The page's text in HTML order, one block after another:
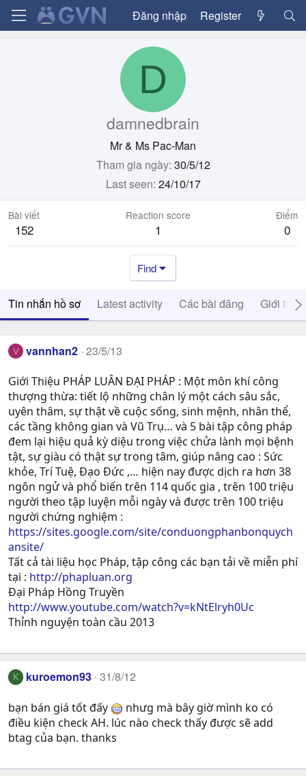
Đăng nhập Register
D
damnedbrain
Mr & Ms Pac-Man
Tham gia ngày 30/5/12
Last seen 24/10/17
Bài viết
152
Reaction score
1
Điểm
0
Find
Tin nhắn hồ sơ Latest activity Các bài đăng Giới thiệu
V vannhan2 23/5/13
Giới Thiệu PHÁP LUÂN ĐẠI PHÁP : Một môn khí công
thượng thừa: tiết lộ những chân lý một cách sâu sắc,
uyên thâm, sự thật về cuộc sống, sinh mệnh, nhân thể,
các tầng không gian và Vũ Trụ… và 5 bài tập công pháp
đem lại hiệu quả kỳ diệu trong việc chửa lành mọi bệnh
tật, sự giàu có thật sự trong tâm, giúp nâng cao : Sức
khỏe, Trí Tuệ, Ðạo Ðức ,… hiện nay được dịch ra hơn 38
ngôn ngử và phổ biến trên 114 quốc gia , trên 100 triệu
người theo tập luyện mỗi ngày và được trên 100 triệu
người chứng nghiệm :
https://sites.google.com/site/conduongphanbonquych
ansite/
Tất cả tài liệu học Pháp, tập công các bạn tải về miễn phí
tại : http://phapluan.org
Đại Pháp Hồng Truyền
http://www.youtube.com/watch?v=kNtElryh0Uc
Thỉnh nguyện toàn cầu 2013
K kuroemon93 31/8/12
bạn bán giá tốt đấy
nhưg mà bây giờ mình ko có
điều kiện check AH. lúc nào check thấy được sẽ add
btag của bạn. thanks